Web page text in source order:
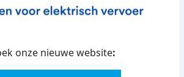
onze nieuwe website: